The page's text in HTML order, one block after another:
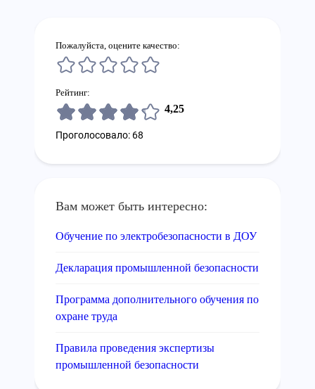
Пожалуйста, оцените качество:
Рейтинг:
4,25
Проголосовало: 68
Вам может быть интересно:
Обучение по электробезопасности в ДОУ
Декларация промышленной безопасности
Программа дополнительного обучения по
охране труда
Правила проведения экспертизы
промышленной безопасности